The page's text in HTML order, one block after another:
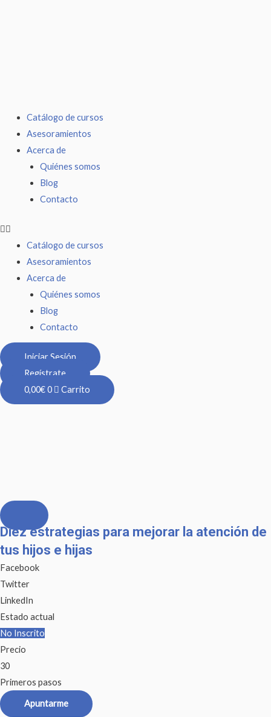
Catálogo de cursos
Asesoramientos
Acerca de
Quiénes somos
Blog
Contacto
Catálogo de cursos
Asesoramientos
Acerca de
Quiénes somos
Blog
Contacto
Iniciar Sesión
Regístrate
0,00€0 Carrito
Diez estrategias para mejorar la atención de
tus hijos e hijas
Facebook
Twitter
LinkedIn
Estado actual
No Inscrito
Precio
30
Primeros pasos
Apuntarme